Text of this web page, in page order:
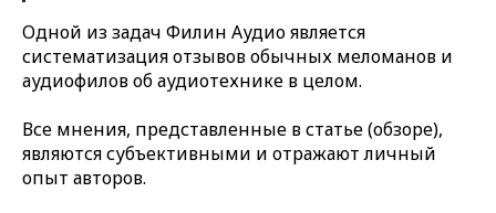
Одной из задач Филин Аудио является
систематизация отзывов обычных меломанов и
аудиофилов об аудиотехнике в целом.
Все мнения, представленные в статье (обзоре),
являются субъективными и отражают личный
опыт авторов.